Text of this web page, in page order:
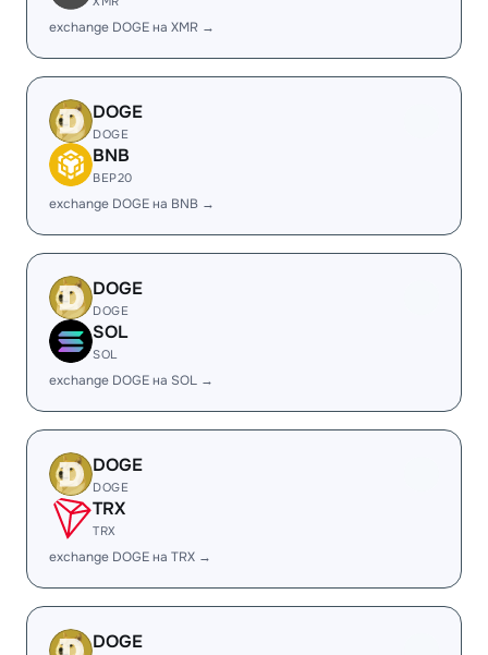
exchange DOGE на XMR →
DOGE
DOGE
BNB
BEP20
exchange DOGE на BNB →
DOGE
DOGE
SOL
SOL
exchange DOGE на SOL →
DOGE
DOGE
TRX
TRX
exchange DOGE на TRX →
DOGE